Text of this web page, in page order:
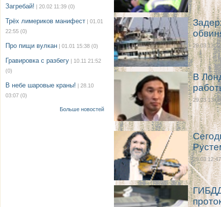
Загребай! | 20.02 11:39 (0)
Трёх лимериков манифест | 01.01
22:55 (0)
Про пищи вулкан | 01.01 15:38 (0)
Гравировка с разбегу | 10.11 21:52
(0)
В небе шаровые краны! | 28.10
03:07 (0)
Больше новостей
29.03 13:22
В
29.03 13:00
29.03 12:47